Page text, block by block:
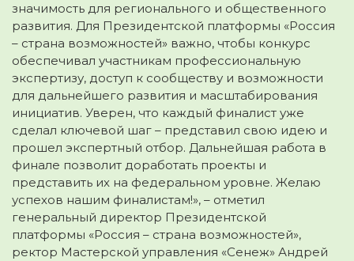
значимость для регионального и общественного
развития. Для Президентской платформы «Россия
– страна возможностей» важно, чтобы конкурс
обеспечивал участникам профессиональную
экспертизу, доступ к сообществу и возможности
для дальнейшего развития и масштабирования
инициатив. Уверен, что каждый финалист уже
сделал ключевой шаг – представил свою идею и
прошел экспертный отбор. Дальнейшая работа в
финале позволит доработать проекты и
представить их на федеральном уровне. Желаю
успехов нашим финалистам!», – отметил
генеральный директор Президентской
платформы «Россия – страна возможностей»,
ректор Мастерской управления «Сенеж» Андрей